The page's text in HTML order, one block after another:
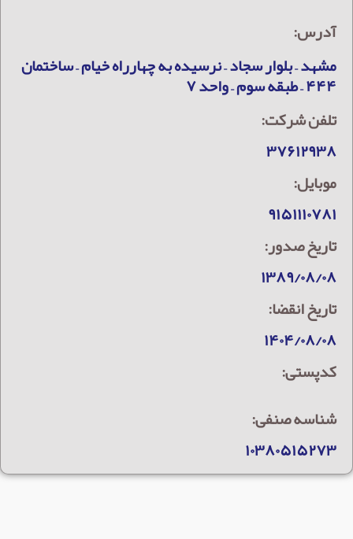
آدرس:
مشهد – بلوار سجاد – نرسیده به چهارراه خیام – ساختمان
۴۴۴ – طبقه سوم – واحد ۷
تلفن شرکت:
۳۷۶۱۲۹۳۸
موبایل:
۹۱۵۱۱۱۰۷۸۱
تاریخ صدور:
۱۳۸۹/۰۸/۰۸
تاریخ انقضا:
۱۴۰۴/۰۸/۰۸
کدپستی:
شناسه صنفی:
۱۰۳۸۰۵۱۵۲۷۳